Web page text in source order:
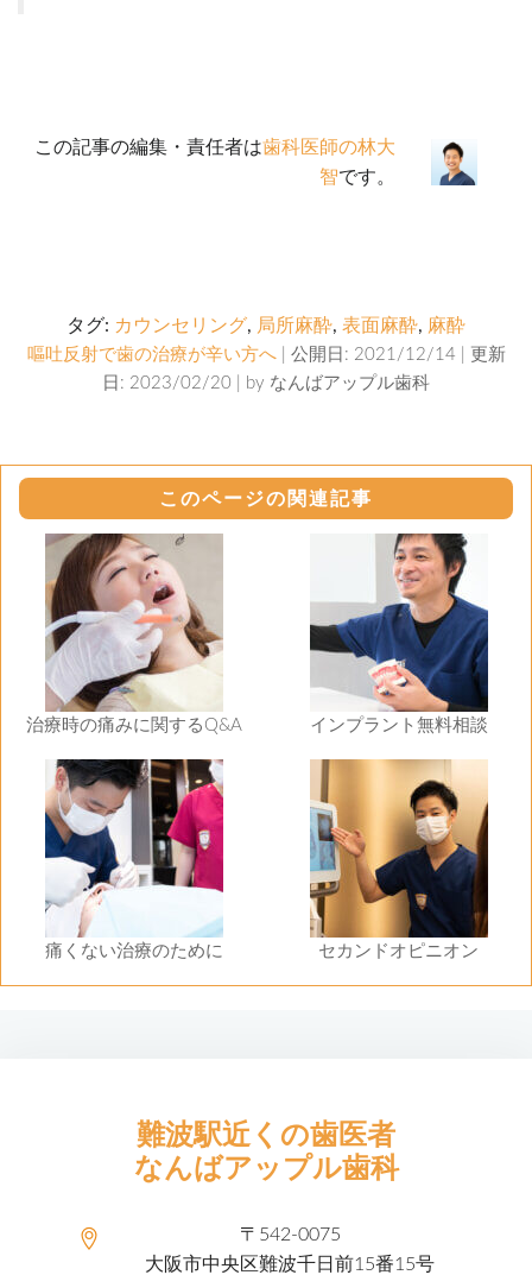
この記事の編集・責任者は歯科医師の林大
智です。
タグ: カウンセリング, 局所麻酔, 表面麻酔, 麻酔
嘔吐反射で歯の治療が辛い方へ| 公開日: 2021/12/14 | 更新
日: 2023/02/20 | by なんばアップル歯科
このページの関連記事
治療時の痛みに関するQ&A インプラント無料相談
痛くない治療のために セカンドオピニオン
難波駅近くの歯医者
なんばアップル歯科
〒542-0075
大阪市中央区難波千日前15番15号